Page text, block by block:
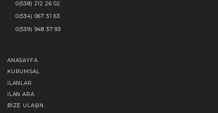
0(538) 212 26 02
0(534) 067 31 63
0(539) 948 37 93
ANASAYFA
KURUMSAL
İLANLAR
İLAN ARA
BIZE ULAŞIN